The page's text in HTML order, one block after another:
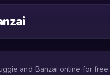
and Banzai online for free.